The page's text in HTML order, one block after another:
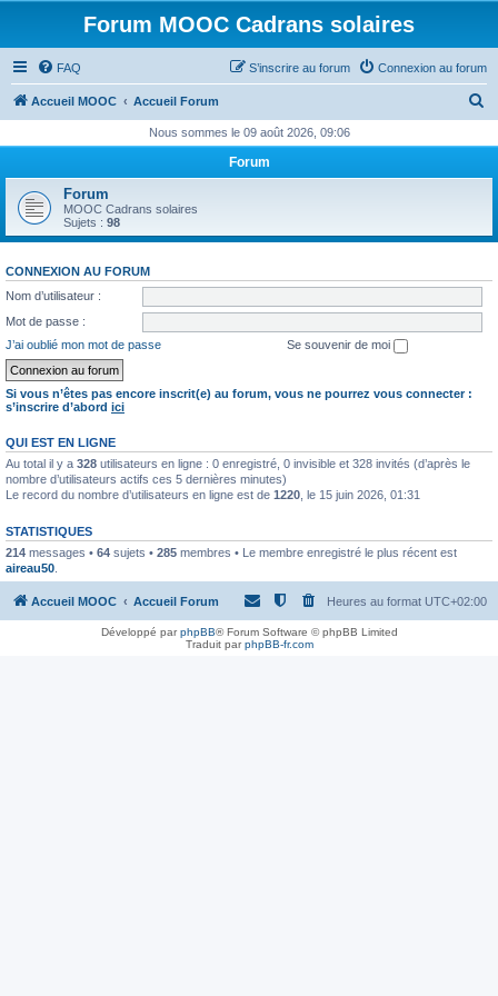
Forum MOOC Cadrans solaires
FAQ Connexion au forum
S’inscrire au forum
Accueil MOOC Accueil Forum
h
r
Nous sommes le 09 août 2026, 09:06
Forum
Forum
MOOC Cadrans solaires
Sujets : 98
CONNEXION AU FORUM
Nom d’utilisateur :
Mot de passe :
J’ai oublié mon mot de passe
Se souvenir de moi
Si vous n’êtes pas encore inscrit(e) au forum, vous ne pourrez vous connecter :
s’inscrire d’abord ici
QUI EST EN LIGNE
Au total il y a 328 utilisateurs en ligne : 0 enregistré, 0 invisible et 328 invités (d’après le
nombre d’utilisateurs actifs ces 5 dernières minutes)
Le record du nombre d’utilisateurs en ligne est de 1220 , le 15 juin 2026, 01:31
STATISTIQUES
214 messages • 64 sujets • 285 membres • Le membre enregistré le plus récent est
aireau50
Accueil MOOC Accueil Forum Heures au format UTC+02:00
Développé parphpBB® Forum Software © phpBB Limited
Traduit parphpBB-fr.com